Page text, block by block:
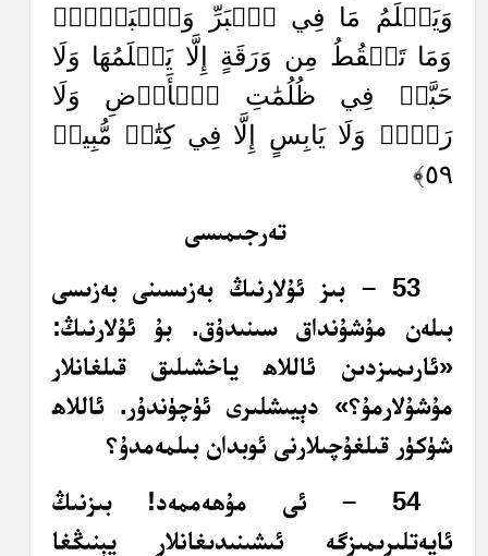
وَيَعۡلَمُ مَا فِي ٱلۡبَرِّ وَٱلۡبَحۡرِۚ
وَمَا تَسۡقُطُ مِن وَرَقَةٍ إِلَّا يَعۡلَمُهَا وَلَا
حَبَّةٖ فِي ظُلُمَٰتِ ٱلۡأَرۡضِ وَلَا
رَطۡبٖ وَلَا يَابِسٍ إِلَّا فِي كِتَٰبٖ مُّبِينٖ
٥٩﴾
تەرجىمىسى
53 – بىز ئۇلارنىڭ بەزىسىنى بەزىسى
بىلەن مۇشۇنداق سىنىدۇق. بۇ ئۇلارنىڭ:
«ئارىمىزدىن ئاللاھ ياخشىلىق قىلغانلار
مۇشۇلارمۇ؟» دېيىشلىرى ئۈچۈندۇر. ئاللاھ
شۈكۈر قىلغۇچىلارنى ئوبدان بىلمەمدۇ؟
54 – ئى مۇھەممەد! بىزنىڭ
ئايەتلىرىمىزگە ئىشىنىدىغانلار يېنىڭغا